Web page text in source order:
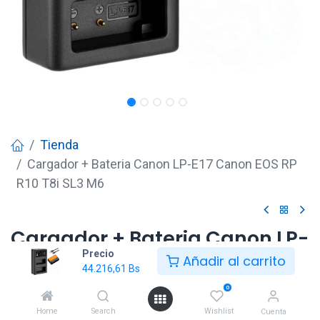
Precio
44.216,61 Bs Añadir al carrito
Home Search
0
Wishlist Cuenta
Tienda
Cargador + Bateria Canon LP-E17 Canon EOS RP
R10 T8i SL3 M6
Cargador + Bateria Canon LP-
E17 Canon EOS RP R10 T8i SL3
M6